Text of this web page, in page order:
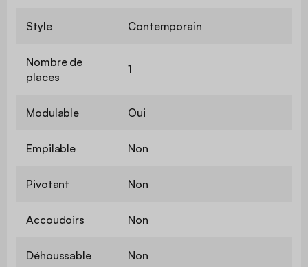
Style Contemporain
Nombre de
places
1
Modulable Oui
Empilable Non
Pivotant Non
Accoudoirs Non
Déhoussable Non